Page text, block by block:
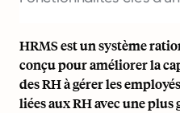
HRMS est un système
conçu pour améliorer la
des RH à gérer les
liées aux RH avec une